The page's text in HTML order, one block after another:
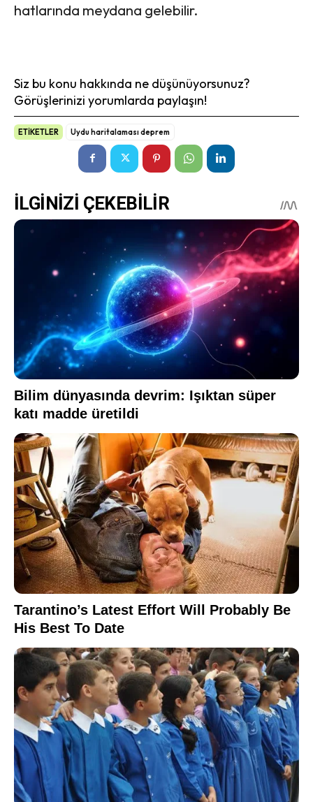
hatlarında meydana gelebilir.
Siz bu konu hakkında ne düşünüyorsunuz?
Görüşlerinizi yorumlarda paylaşın!
ETİKETLER Uydu haritalaması deprem